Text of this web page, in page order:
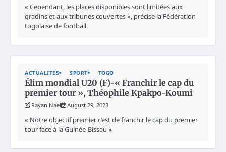
« Cependant, les places disponibles sont limitées aux
gradins et aux tribunes couvertes », précise la Fédération
togolaise de football.
ACTUALITES SPORT TOGO
Élim mondial U20 (F)-« Franchir le cap du
premier tour », Théophile Kpakpo-Koumi
Rayan Nael August 29, 2023
« Notre objectif premier c’est de franchir le cap du premier
tour face à la Guinée-Bissau »